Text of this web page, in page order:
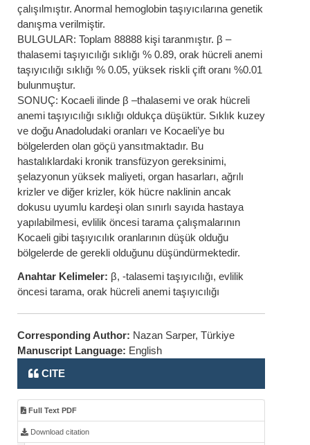
çalışılmıştır. Anormal hemoglobin taşıyıcılarına genetik
danışma verilmiştir.
BULGULAR: Toplam 88888 kişi taranmıştır. β –
thalasemi taşıyıcılığı sıklığı % 0.89, orak hücreli anemi
taşıyıcılığı sıklığı % 0.05, yüksek riskli çift oranı %0.01
bulunmuştur.
SONUÇ: Kocaeli ilinde β –thalasemi ve orak hücreli
anemi taşıyıcılığı sıklığı oldukça düşüktür. Sıklık kuzey
ve doğu Anadoludaki oranları ve Kocaeli’ye bu
bölgelerden olan göçü yansıtmaktadır. Bu
hastalıklardaki kronik transfüzyon gereksinimi,
şelazyonun yüksek maliyeti, organ hasarları, ağrılı
krizler ve diğer krizler, kök hücre naklinin ancak
dokusu uyumlu kardeşi olan sınırlı sayıda hastaya
yapılabilmesi, evlilik öncesi tarama çalışmalarının
Kocaeli gibi taşıyıcılık oranlarının düşük olduğu
bölgelerde de gerekli olduğunu düşündürmektedir.
Anahtar Kelimeler: β, -talasemi taşıyıcılığı, evlilik
öncesi tarama, orak hücreli anemi taşıyıcılığı
Corresponding Author: Nazan Sarper, Türkiye
Manuscript Language: English
CITE
Full Text PDF
Download citation